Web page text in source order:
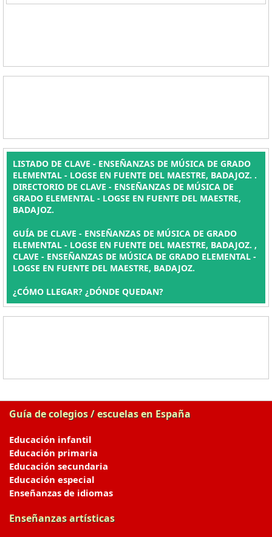
LISTADO DE CLAVE - ENSEÑANZAS DE MÚSICA DE GRADO
ELEMENTAL - LOGSE EN FUENTE DEL MAESTRE, BADAJOZ. .
DIRECTORIO DE CLAVE - ENSEÑANZAS DE MÚSICA DE
GRADO ELEMENTAL - LOGSE EN FUENTE DEL MAESTRE,
BADAJOZ.
GUÍA DE CLAVE - ENSEÑANZAS DE MÚSICA DE GRADO
ELEMENTAL - LOGSE EN FUENTE DEL MAESTRE, BADAJOZ. ,
CLAVE - ENSEÑANZAS DE MÚSICA DE GRADO ELEMENTAL -
LOGSE EN FUENTE DEL MAESTRE, BADAJOZ.
¿CÓMO LLEGAR? ¿DÓNDE QUEDAN?
Guía de colegios / escuelas en España
Educación infantil
Educación primaria
Educación secundaria
Educación especial
Enseñanzas de idiomas
Enseñanzas artísticas